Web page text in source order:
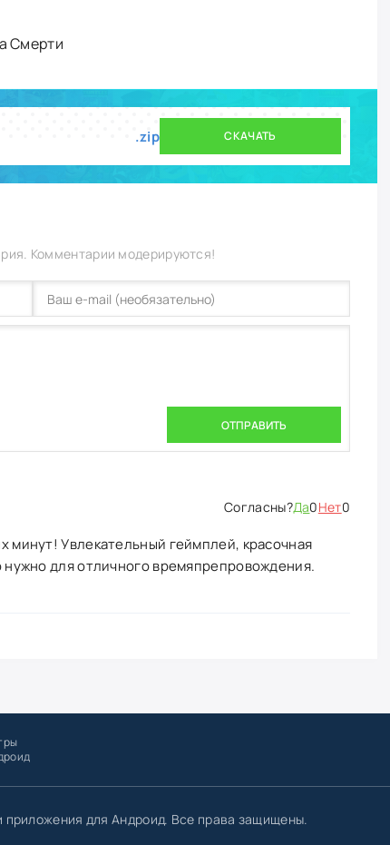
Смерти
.zip СКАЧАТЬ
Комментарии модерируются!
ОТПРАВИТЬ
Да0Нет0
минут! Увлекательный геймплей, красочная
для отличного времяпрепровождения.
для Андроид. Все права защищены.